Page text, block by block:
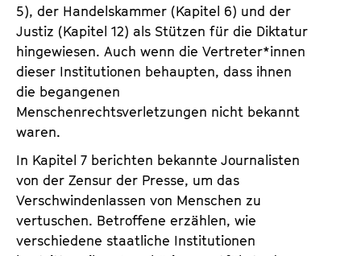
5), der Handelskammer (Kapitel 6) und der
Justiz (Kapitel 12) als Stützen für die Diktatur
hingewiesen. Auch wenn die Vertreter*innen
dieser Institutionen behaupten, dass ihnen
die begangenen
Menschenrechtsverletzungen nicht bekannt
waren.
In Kapitel 7 berichten bekannte Journalisten
von der Zensur der Presse, um das
Verschwindenlassen von Menschen zu
vertuschen. Betroffene erzählen, wie
verschiedene staatliche Institutionen